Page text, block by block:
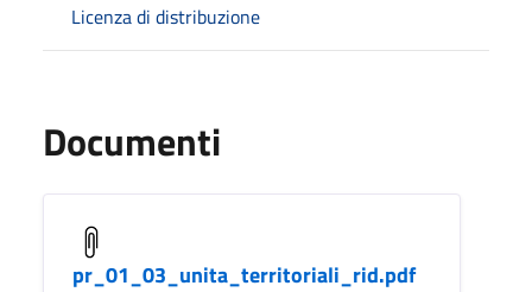
Licenza di distribuzione
Documenti
pr_01_03_unita_territoriali_rid.pdf